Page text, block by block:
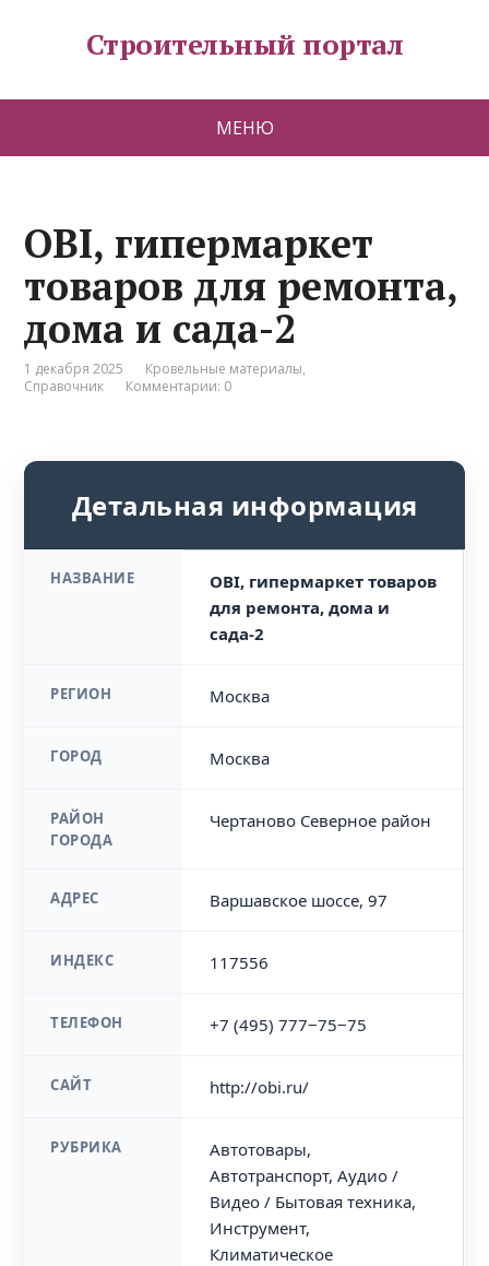
Строительный портал
МЕНЮ
OBI, гипермаркет
товаров для ремонта,
дома и сада-2
1 декабря 2025 Кровельные материалы,
Справочник
Комментарии: 0
Детальная информация
НАЗВАНИЕ
OBI, гипермаркет товаров
для ремонта, дома и
сада-2
РЕГИОН Москва
ГОРОД Москва
РАЙОН
ГОРОДА
Чертаново Северное район
АДРЕС Варшавское шоссе, 97
ИНДЕКС 117556
ТЕЛЕФОН +7 (495) 777‒75‒75
САЙТ http://obi.ru/
РУБРИКА
Автотовары,
Автотранспорт, Аудио /
Видео / Бытовая техника,
Инструмент,
Климатическое